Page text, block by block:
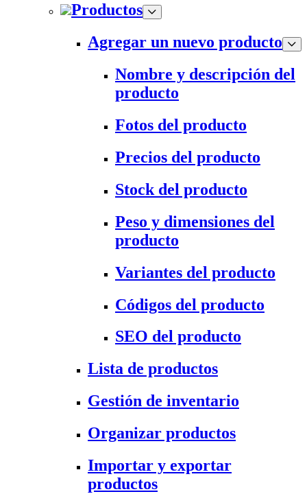
Productos
Agregar un nuevo producto
Nombre y descripción del
producto
Fotos del producto
Precios del producto
Stock del producto
Peso y dimensiones del
producto
Variantes del producto
Códigos del producto
SEO del producto
Lista de productos
Gestión de inventario
Organizar productos
Importar y exportar
productos